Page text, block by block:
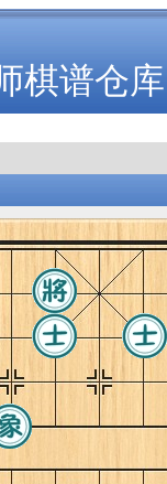
棋谱仓库